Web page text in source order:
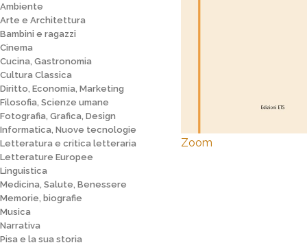
Ambiente
Arte e Architettura
Bambini e ragazzi
Cinema
Cucina, Gastronomia
Cultura Classica
Diritto, Economia, Marketing
Filosofia, Scienze umane
Fotografia, Grafica, Design
Informatica, Nuove tecnologie
Letteratura e critica letteraria
Letterature Europee
Linguistica
Medicina, Salute, Benessere
Memorie, biografie
Musica
Narrativa
Pisa e la sua storia
Zoom